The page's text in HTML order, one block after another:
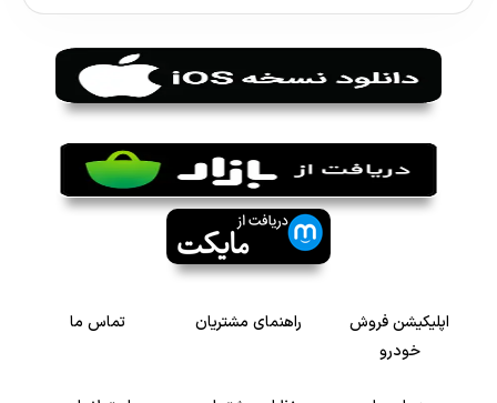
اپلیکیشن فروش
خودرو
راهنمای مشتریان تماس ما